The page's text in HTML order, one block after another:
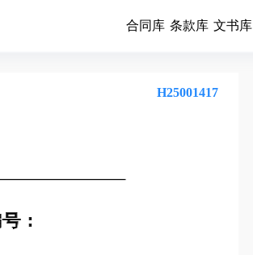
合同库 条款库 文书库
H25001417